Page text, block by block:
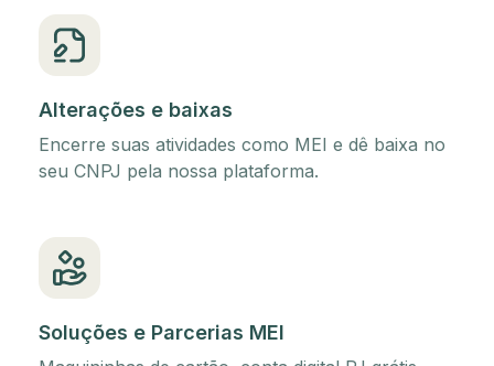
Alterações e baixas
Encerre suas atividades como MEI e dê baixa no
seu CNPJ pela nossa plataforma.
Soluções e Parcerias MEI